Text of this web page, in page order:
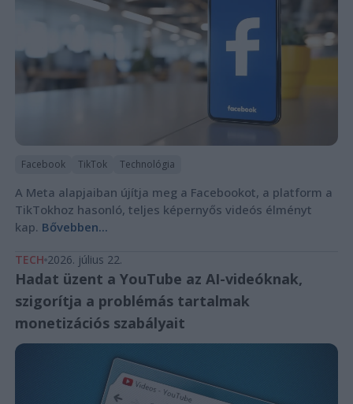
Facebook TikTok Technológia
A Meta alapjaiban újítja meg a Facebookot, a platform a
TikTokhoz hasonló, teljes képernyős videós élményt
kap. Bővebben...
TECH 2026. július 22.
Hadat üzent a YouTube az AI-videóknak,
szigorítja a problémás tartalmak
monetizációs szabályait